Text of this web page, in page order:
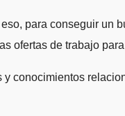
para conseguir un
ofertas de trabajo
conocimientos